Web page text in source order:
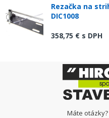
Rezačka na
DIC1008
358,75 € s DPH
Máte